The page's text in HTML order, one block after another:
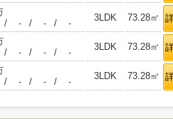
/ - / - / -
3LDK 73.28㎡
/ - / - / -
3LDK 73.28㎡
/ - / - / -
3LDK 73.28㎡